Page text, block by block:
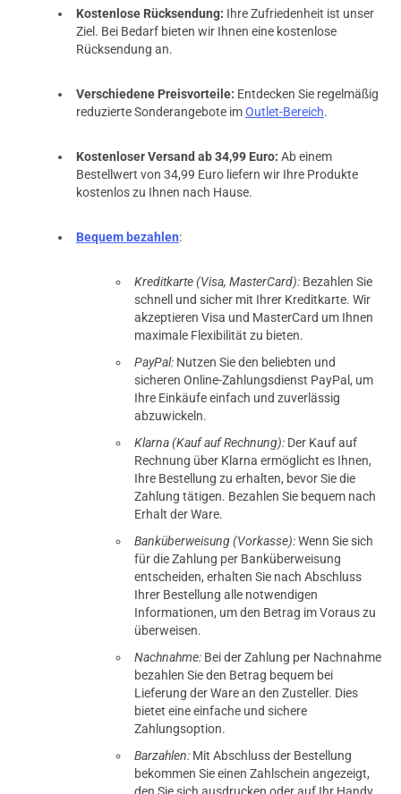
Kostenlose Rücksendung: Ihre Zufriedenheit ist unser
Ziel. Bei Bedarf bieten wir Ihnen eine kostenlose
Rücksendung an.
Verschiedene Preisvorteile: Entdecken Sie regelmäßig
reduzierte Sonderangebote imOutlet-Bereich.
Kostenloser Versand ab 34,99 Euro: Ab einem
Bestellwert von 34,99 Euro liefern wir Ihre Produkte
kostenlos zu Ihnen nach Hause.
Bequem bezahlen:
Kreditkarte (Visa, MasterCard): Bezahlen Sie
schnell und sicher mit Ihrer Kreditkarte. Wir
akzeptieren Visa und MasterCard um Ihnen
maximale Flexibilität zu bieten.
PayPal: Nutzen Sie den beliebten und
sicheren Online-Zahlungsdienst PayPal, um
Ihre Einkäufe einfach und zuverlässig
abzuwickeln.
Klarna (Kauf auf Rechnung): Der Kauf auf
Rechnung über Klarna ermöglicht es Ihnen,
Ihre Bestellung zu erhalten, bevor Sie die
Zahlung tätigen. Bezahlen Sie bequem nach
Erhalt der Ware.
Banküberweisung (Vorkasse):Wenn Sie sich
für die Zahlung per Banküberweisung
entscheiden, erhalten Sie nach Abschluss
Ihrer Bestellung alle notwendigen
Informationen, um den Betrag im Voraus zu
überweisen.
Nachnahme: Bei der Zahlung per Nachnahme
bezahlen Sie den Betrag bequem bei
Lieferung der Ware an den Zusteller. Dies
bietet eine einfache und sichere
Zahlungsoption.
Barzahlen: Mit Abschluss der Bestellung
bekommen Sie einen Zahlschein angezeigt,